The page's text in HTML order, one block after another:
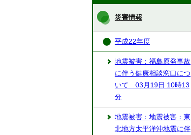
災害情報
平成22年度
地震被害：福島原発事故
に伴う健康相談窓口につ
いて 03月19日 10時13
分
地震被害：地震被害：東
北地方太平洋沖地震に伴